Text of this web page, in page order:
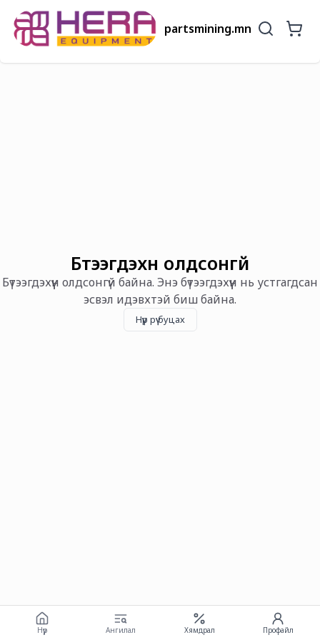
partsmining.mn
Бүтээгдэхүүн олдсонгүй
Бүтээгдэхүүн олдсонгүй байна. Энэ бүтээгдэхүүн нь устгагдсан
эсвэл идэвхтэй биш байна.
Нүүр рүү буцах
Нүүр Ангилал Хямдрал Профайл